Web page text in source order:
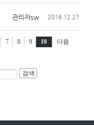
관리자sw 2016.12.27
7 8 9 10
다음